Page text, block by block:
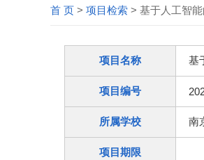
首 页 > 项目检索 > 基于人工智
项目名称 基
项目编号
所属学校 南
项目期限